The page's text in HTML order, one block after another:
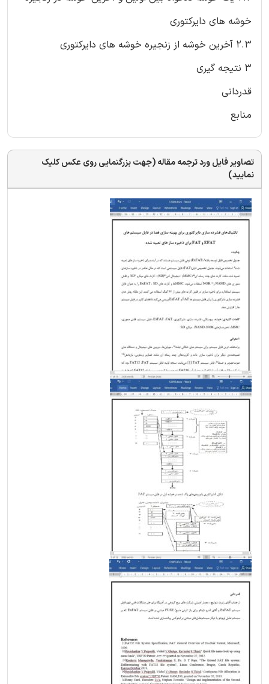
خوشه های دایرکتوری
2.3 آخرین خوشه از زنجیره خوشه های دایرکتوری
3 نتیجه گیری
قدردانی
منابع
تصاویر فایل ورد ترجمه مقاله (جهت بزرگنمایی روی عکس کلیک
نمایید)